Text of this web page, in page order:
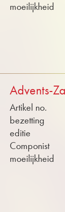
moeilijkheid
Advents-
Artikel no.
bezetting
editie
Componist
moeilijkheid